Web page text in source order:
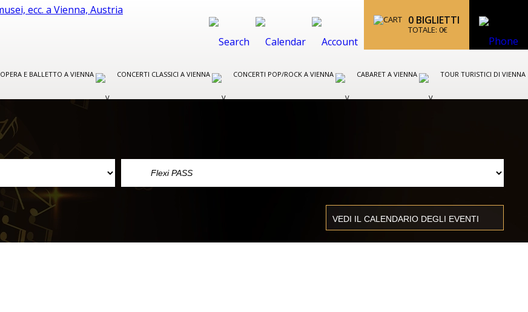
0 BIGLIETTI
TOTALE: 0€
OPERA E BALLETTO A VIENNA CONCERTI CLASSICI A VIENNA CONCERTI POP/ROCK A VIENNA CABARET A VIENNA TOUR TURISTICI DI VIENNA